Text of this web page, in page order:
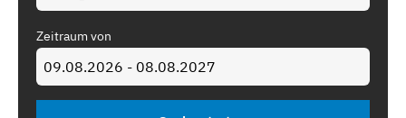
Zeitraum von